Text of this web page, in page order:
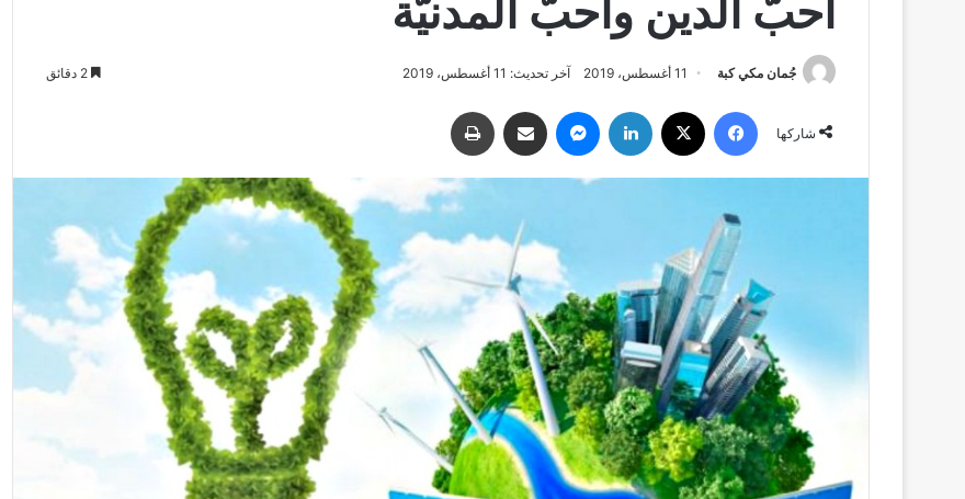
أحبُّ الدين وأحبُّ المدنيَّة
جُمان مكي كبة 11 أغسطس، 2019 آخر تحديث: 11 أغسطس، 2019
شاركها
فيسبوك لينكدإن ماسنجر مشاركة عبر البريد